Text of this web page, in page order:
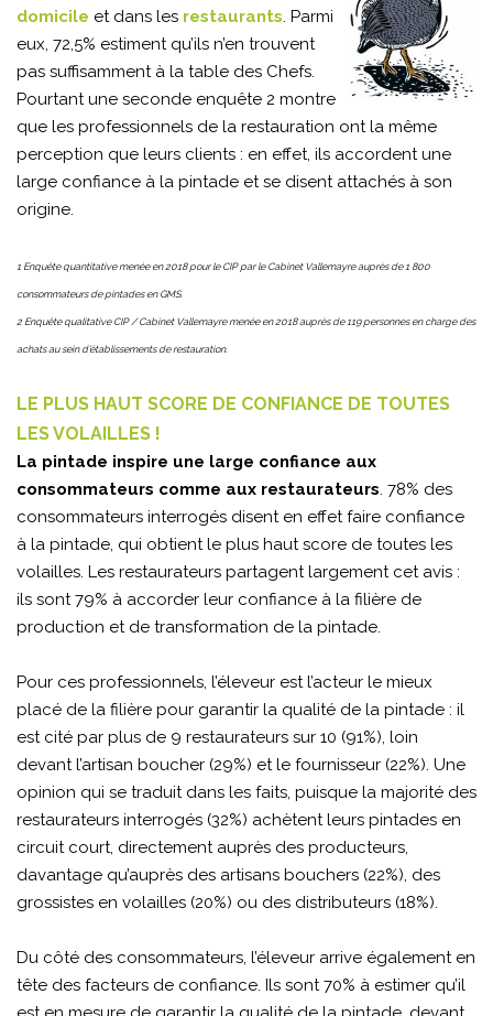
domicile et dans les restaurants . Parmi
eux, 72,5% estiment qu’ils n’en trouvent
pas suffisamment à la table des Chefs.
Pourtant une seconde enquête 2 montre
que les professionnels de la restauration ont la même
perception que leurs clients : en effet, ils accordent une
large confiance à la pintade et se disent attachés à son
origine.
1 Enquête quantitative menée en 2018 pour le CIP par le Cabinet Vallemayre auprès de 1 800
consommateurs de pintades en GMS.
2 Enquête qualitative CIP / Cabinet Vallemayre menée en 2018 auprès de 119 personnes en charge des
achats au sein d’établissements de restauration.
LE PLUS HAUT SCORE DE CONFIANCE DE TOUTES
LES VOLAILLES !
La pintade inspire une large confiance aux
consommateurs comme aux restaurateurs . 78% des
consommateurs interrogés disent en effet faire confiance
à la pintade, qui obtient le plus haut score de toutes les
volailles. Les restaurateurs partagent largement cet avis :
ils sont 79% à accorder leur confiance à la filière de
production et de transformation de la pintade.
Pour ces professionnels, l’éleveur est l’acteur le mieux
placé de la filière pour garantir la qualité de la pintade : il
est cité par plus de 9 restaurateurs sur 10 (91%), loin
devant l’artisan boucher (29%) et le fournisseur (22%). Une
opinion qui se traduit dans les faits, puisque la majorité des
restaurateurs interrogés (32%) achètent leurs pintades en
circuit court, directement auprès des producteurs,
davantage qu’auprès des artisans bouchers (22%), des
grossistes en volailles (20%) ou des distributeurs (18%).
Du côté des consommateurs, l’éleveur arrive également en
tête des facteurs de confiance. Ils sont 70% à estimer qu’il